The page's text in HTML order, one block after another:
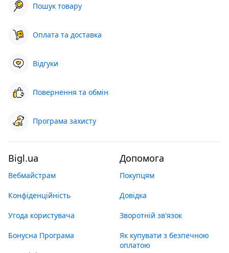
Пошук товару
Оплата та доставка
Відгуки
Повернення та обмін
Програма захисту
Bigl.ua
Вебмайстрам
Конфіденційність
Угода користувача
Бонусна Програма
Допомога
Покупцям
Довідка
Зворотній зв'язок
Як купувати з безпечною
оплатою